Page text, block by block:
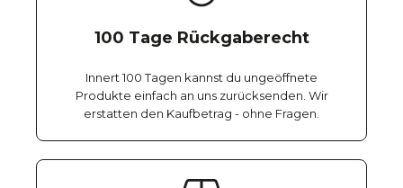
100 Tage Rückgaberecht
Innert 100 Tagen kannst du ungeöffnete
Produkte einfach an uns zurücksenden. Wir
erstatten den Kaufbetrag - ohne Fragen.